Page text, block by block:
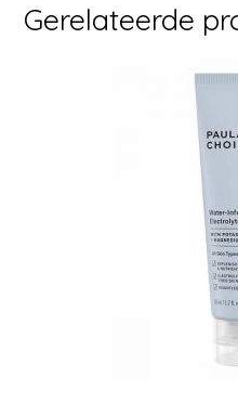
Gerelateerde